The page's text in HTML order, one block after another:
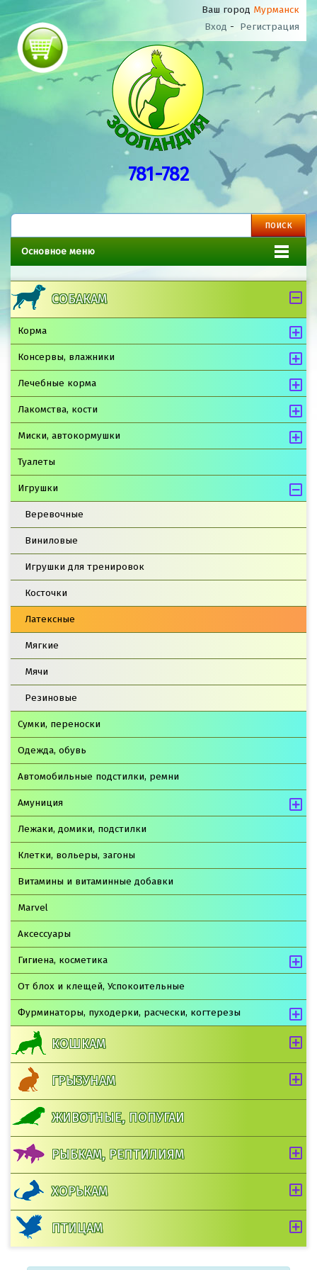
Ваш город Мурманск
Вход - Регистрация
781-782
Основное меню
СОБАКАМ
Корма
Консервы, влажники
Лечебные корма
Лакомства, кости
Миски, автокормушки
Туалеты
Игрушки
Веревочные
Виниловые
Игрушки для тренировок
Косточки
Латексные
Мягкие
Мячи
Резиновые
Сумки, переноски
Одежда, обувь
Автомобильные подстилки, ремни
Амуниция
Лежаки, домики, подстилки
Клетки, вольеры, загоны
Витамины и витаминные добавки
Marvel
Аксессуары
Гигиена, косметика
От блох и клещей, Успокоительные
Фурминаторы, пуходерки, расчески, когтерезы
КОШКАМ
ГРЫЗУНАМ
ЖИВОТНЫЕ, ПОПУГАИ
РЫБКАМ, РЕПТИЛИЯМ
ХОРЬКАМ
ПТИЦАМ